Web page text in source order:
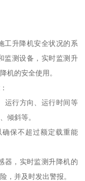
工升降机安全状况的系
监测设备，实时监测升
机的安全使用。
运行方向、运行时间等
倾斜等。
保不超过额定载重能
器，实时监测升降机的
，并及时发出警报。